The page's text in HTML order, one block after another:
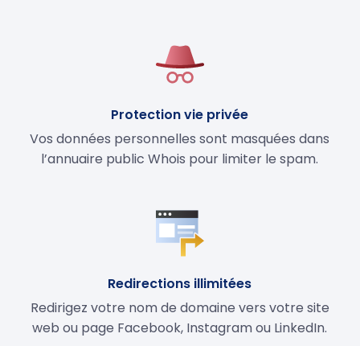
Protection vie privée
Vos données personnelles sont masquées dans
l’annuaire public Whois pour limiter le spam.
Redirections illimitées
Redirigez votre nom de domaine vers votre site
web ou page Facebook, Instagram ou LinkedIn.